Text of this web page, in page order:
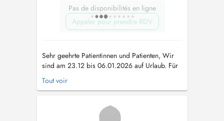
Pas de disponibilités en ligne
Appeler pour prendre RDV
Sehr geehrte Patientinnen und Patienten, Wir
sind am 23.12 bis 06.01.2026 auf Urlaub. Für
Terminvereinbarungen sind wir von am 29. und
30.12. und 5.1. 2026 von 10:00-14:00 00 Uhr
Ihnen und Ihrer Familie Frohe Weihnachten und
ein gesundes und glückl...
Tout voir